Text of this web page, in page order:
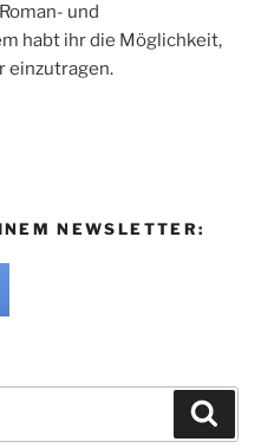
und
habt ihr die Möglichkeit,
einzutragen.
NEWSLETTER: